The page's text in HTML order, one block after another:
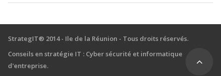
StrategIT® 2014 - Ile de la Réunion - Tous droits réservés.
Conseils en stratégie IT : Cyber sécurité et informatique
d'entreprise.